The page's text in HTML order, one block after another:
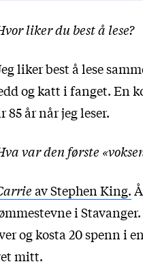
liker du best å lese?
liker best å lese
og katt i fanget. En
85 år når jeg leser.
var den første
av Stephen King.
i
og kosta 20 spenn i
mitt.